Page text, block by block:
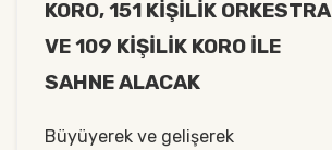
KORO, 151 KİŞİLİK ORKESTRA
VE 109 KİŞİLİK KORO İLE
SAHNE ALACAK
Büyüyerek ve gelişerek